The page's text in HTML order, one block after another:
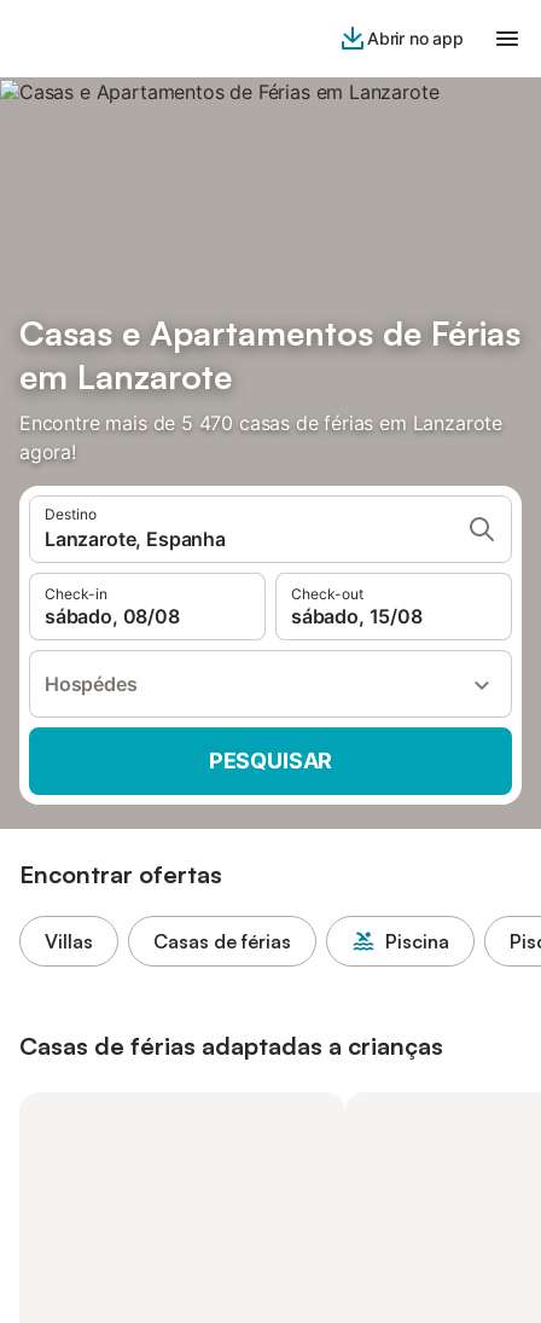
Abrir no app
Casas e Apartamentos de Férias
em Lanzarote
Encontre mais de 5 470 casas de férias em Lanzarote
agora!
Destino
Lanzarote, Espanha
Check-in
sábado, 08/08
Check-out
sábado, 15/08
Hospédes
PESQUISAR
Encontrar ofertas
Villas Casas de férias Piscina
Casas de férias adaptadas a crianças